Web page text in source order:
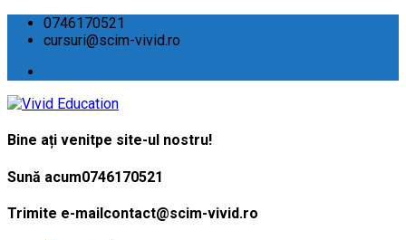
0746170521
cursuri@scim-vivid.ro
Bine ați venitpe site-ul nostru!
Sună acum0746170521
Trimite e-mailcontact@scim-vivid.ro